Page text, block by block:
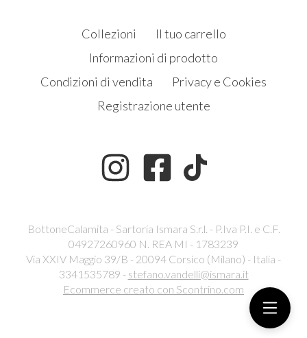
Collezioni
Il tuo carrello
Informazioni di prodotto
Condizioni di vendita
Privacy e Cookies
Registrazione utente
BottoneCalamita - Sartoria Ismara S.r.l. - P.Iva P.I. e C.F.
04927260960 N. REA MI - 1783239
Via XXIV Maggio 39/B - 20094 Corsico (Milano) - Italia -
3341535789 - stefano.vandelli@ismara.it
Ecommerce creato con Scontrino.com